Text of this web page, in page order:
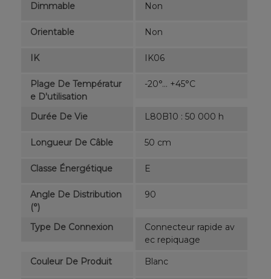
Dimmable Non
Orientable Non
IK IK06
Plage De Températur
E D'utilisation
-20°... +45°C
Durée De Vie L80B10 : 50 000 h
Longueur De Câble 50 cm
Classe Énergétique E
Angle De Distribution
(°)
90
Type De Connexion
Connecteur rapide av
ec repiquage
Couleur De Produit
Blanc